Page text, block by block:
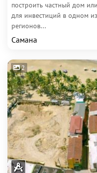
построить частный дом
для инвестиций в одном
регионов...
Самана
2